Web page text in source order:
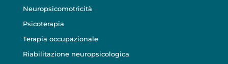
Neuropsicomotricità
Psicoterapia
Terapia occupazionale
Riabilitazione neuropsicologica